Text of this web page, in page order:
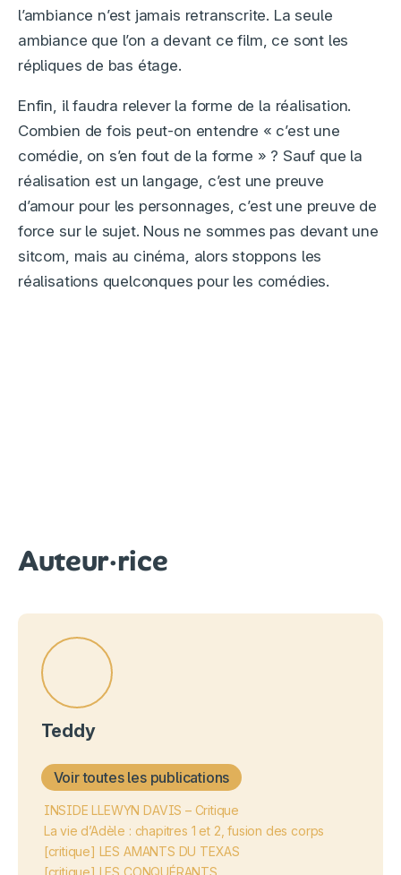
l’ambiance n’est jamais retranscrite. La seule
ambiance que l’on a devant ce film, ce sont les
répliques de bas étage.
Enfin, il faudra relever la forme de la réalisation.
Combien de fois peut-on entendre « c’est une
comédie, on s’en fout de la forme » ? Sauf que la
réalisation est un langage, c’est une preuve
d’amour pour les personnages, c’est une preuve de
force sur le sujet. Nous ne sommes pas devant une
sitcom, mais au cinéma, alors stoppons les
réalisations quelconques pour les comédies.
Auteur·rice
Teddy
Voir toutes les publications
INSIDE LLEWYN DAVIS – Critique
La vie d’Adèle : chapitres 1 et 2, fusion des corps
[critique] LES AMANTS DU TEXAS
[critique] LES CONQUÉRANTS